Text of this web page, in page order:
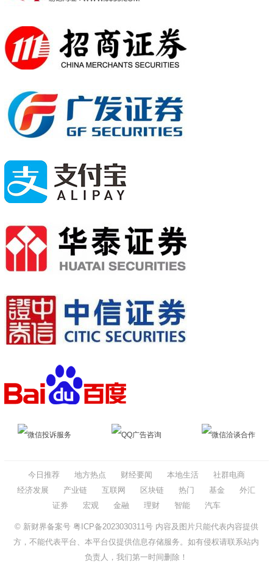
微信投诉服务 QQ广告咨询 微信洽谈合作
今日推荐 地方热点 财经要闻 本地生活
社群电商
经济发展
产业链 互联网 区块链 热门 基金
外汇
证券
宏观 金融 理财 智能 汽车
© 新财界备案号 粤ICP备2023030311号内容及图片只能代表内容提供
方，不能代表平台、本平台仅提供信息存储服务。如有侵权请联系站内
负责人，我们第一时间删除！